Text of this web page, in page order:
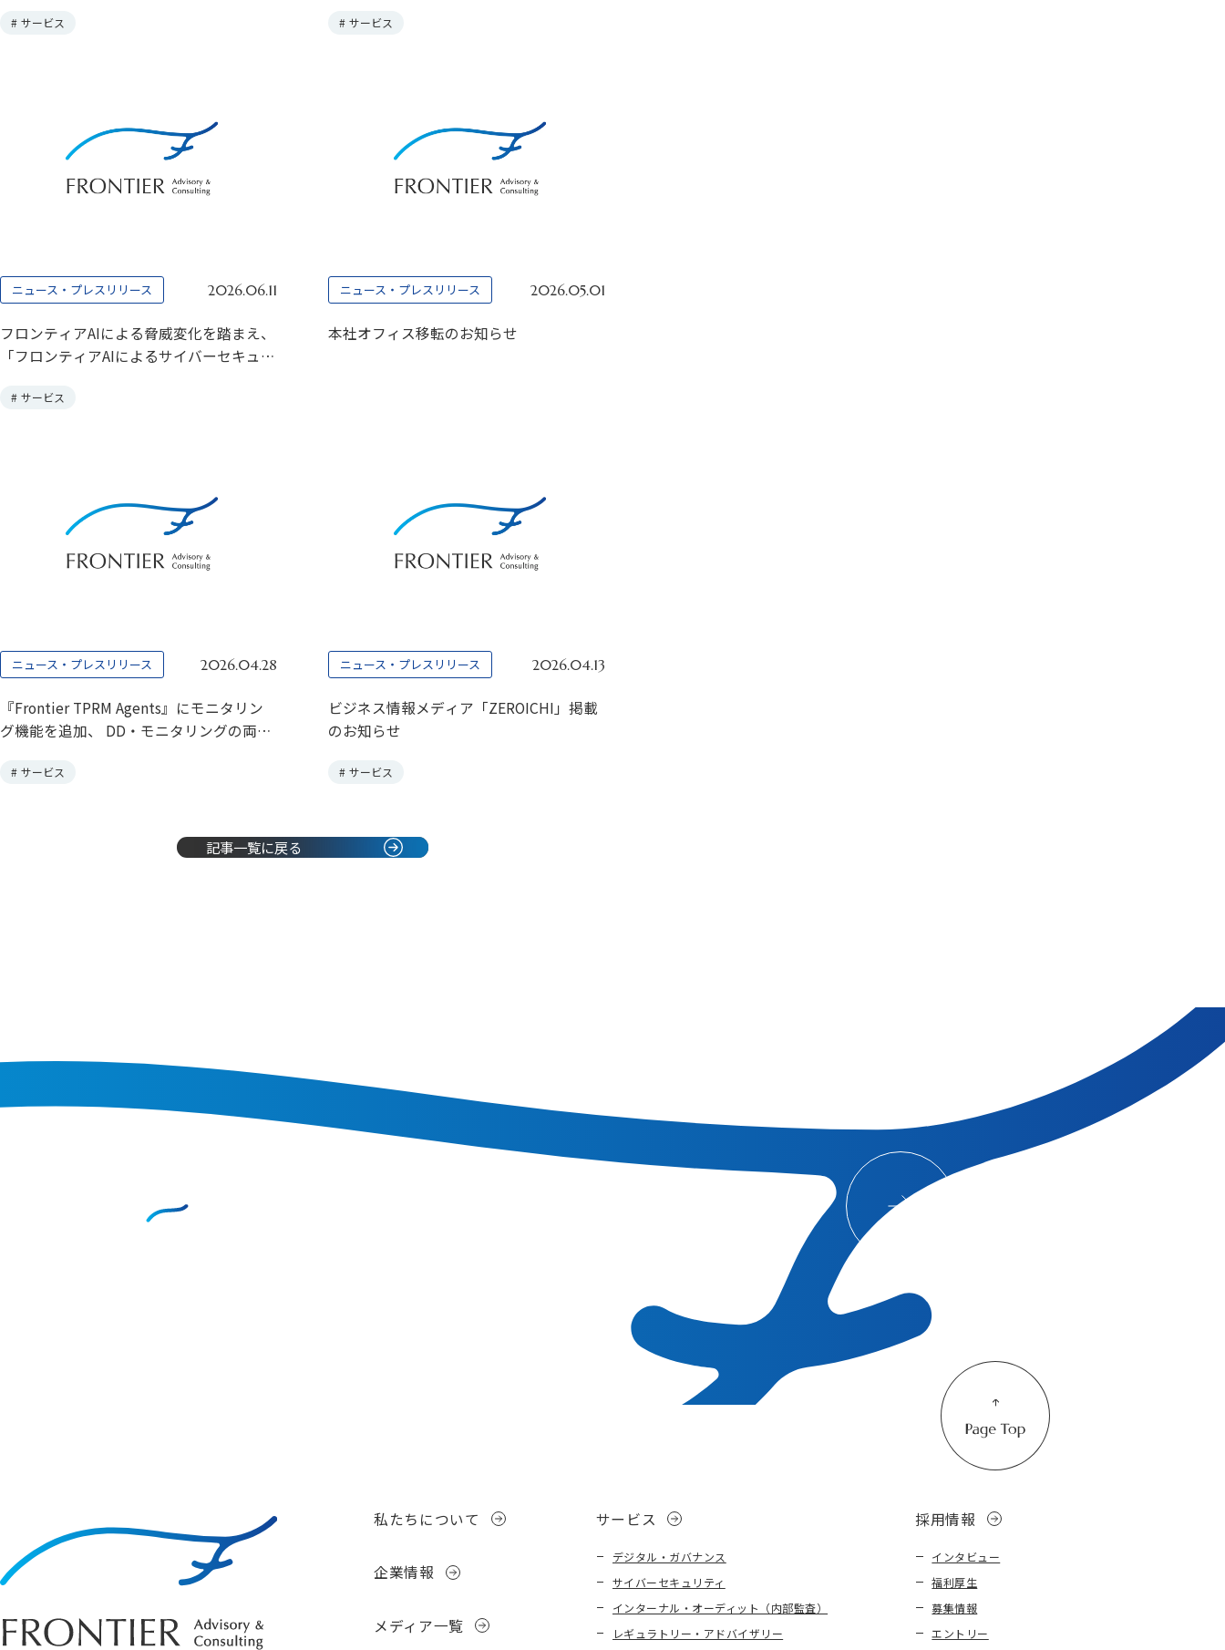
# サービス # サービス
ニュース・プレスリリース 2026.06.11
フロンティアAIによる脅威変化を踏まえ、
「フロンティアAIによるサイバーセキュリ
# サービス
ニュース・プレスリリース 2026.05.01
本社オフィス移転のお知らせ
ニュース・プレスリリース 2026.04.28
『Frontier TPRM Agents』にモニタリン
グ機能を追加、 DD・モニタリングの両機
始# サービス
ニュース・プレスリリース 2026.04.13
ビジネス情報メディア「ZEROICHI」掲載
のお知らせ
# サービス
記事一覧に戻る
私たちについて
企業情報
メディア一覧
サービス
デジタル・ガバナンス
サイバーセキュリティ
インターナル・オーディット（内部監査）
レギュラトリー・アドバイザリー
採用情報
インタビュー
福利厚生
募集情報
エントリー